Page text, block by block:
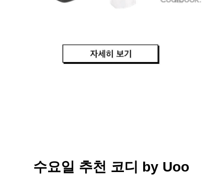
수요일 추천 코디 by Uoo